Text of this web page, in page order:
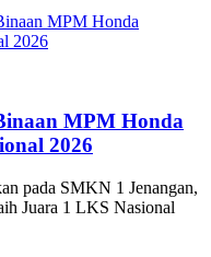
MPM Honda
2026
pada SMKN 1 Jenangan,
Juara 1 LKS Nasional